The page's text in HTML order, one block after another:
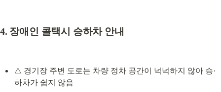
4. 장애인 콜택시 승하차 안내
⚠️ 경기장 주변 도로는 차량 정차 공간이 넉넉하지 않아 승·
하차가 쉽지 않음